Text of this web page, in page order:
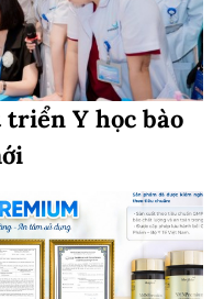
Y học bào